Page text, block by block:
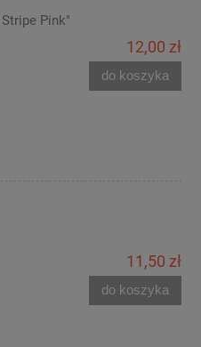
Pink"
12,00 zł
do koszyka
11,50 zł
do koszyka